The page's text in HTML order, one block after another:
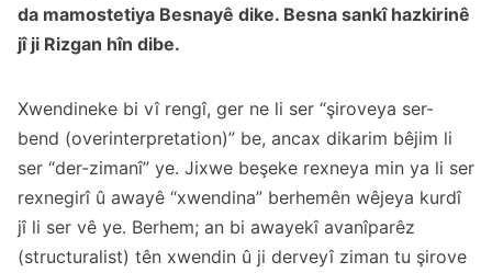
da mamostetiya Besnayê dike. Besna sankî hazkirinê
jî ji Rizgan hîn dibe.
Xwendineke bi vî rengî, ger ne li ser “şiroveya ser-
bend (overinterpretation)” be, ancax dikarim bêjim li
ser “der-zimanî” ye. Jixwe beşeke rexneya min ya li ser
rexnegirî û awayê “xwendina” berhemên wêjeya kurdî
jî li ser vê ye. Berhem; an bi awayekî avanîparêz
(structuralist) tên xwendin û ji derveyî ziman tu şirove